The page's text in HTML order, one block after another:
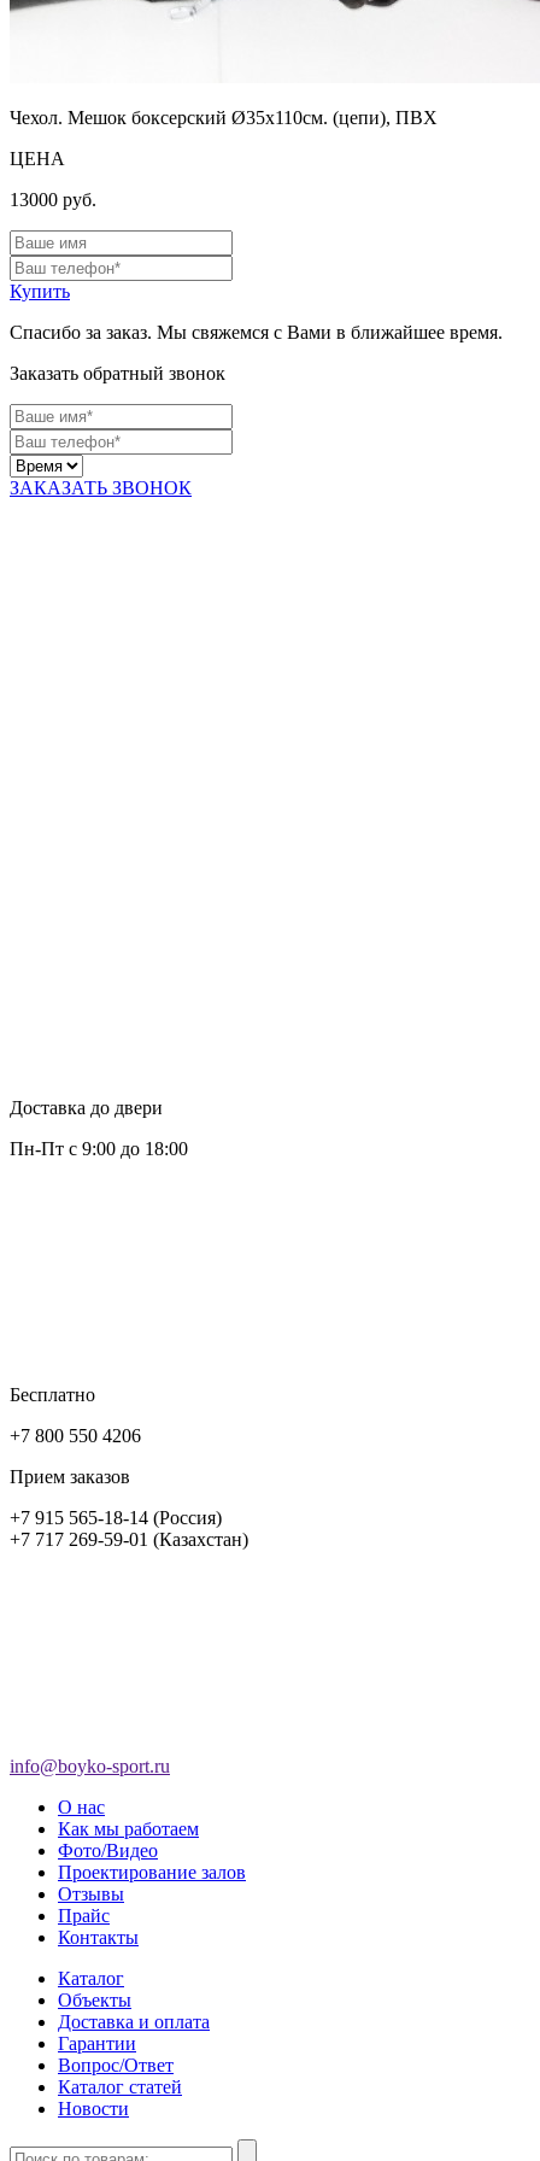
Чехол. Мешок боксерский Ø35х110см. (цепи), ПВХ
ЦЕНА
13000 руб.
Купить
Спасибо за заказ. Мы свяжемся с Вами в ближайшее время.
Заказать обратный звонок
ЗАКАЗАТЬ ЗВОНОК
Доставка до двери
Пн-Пт с 9:00 до 18:00
Бесплатно
+7 800 550 4206
Прием заказов
+7 915 565-18-14 (Россия)
+7 717 269-59-01 (Казахстан)
info@boyko-sport.ru
О нас
Как мы работаем
Фото/Видео
Проектирование залов
Отзывы
Прайс
Контакты
Каталог
Объекты
Доставка и оплата
Гарантии
Вопрос/Ответ
Каталог статей
Новости